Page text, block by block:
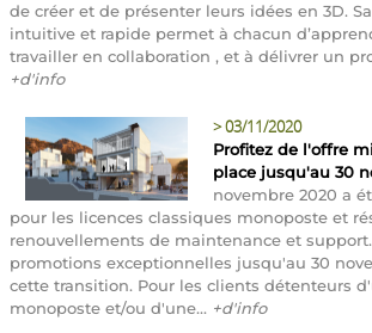
de créer et de présenter leurs idées en 3D.
intuitive et rapide permet à chacun
travailler en collaboration , et à délivrer un
+d'info
>03/11/2020
Profitez de l'offre
place jusqu'au 30
novembre 2020 a
pour les licences classiques monoposte et
renouvellements de maintenance et
promotions exceptionnelles jusqu'au 30
cette transition. Pour les clients détenteurs
monoposte et/ou d'une... +d'info